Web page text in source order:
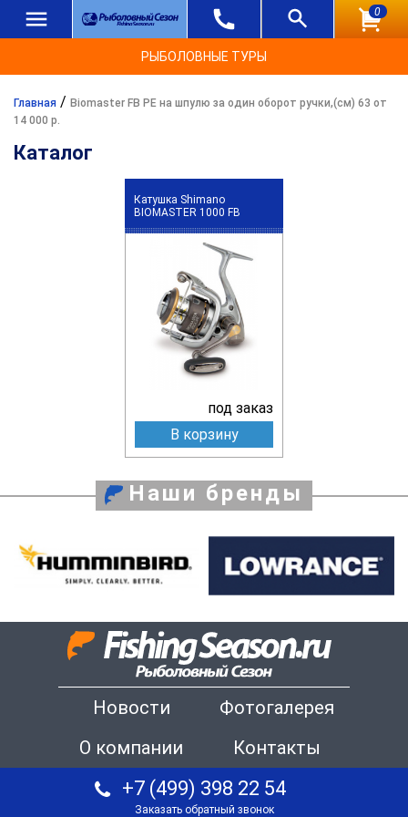
0
РЫБОЛОВНЫЕ ТУРЫ
Главная / Biomaster FB PE на шпулю за один оборот ручки,(см) 63 от
14 000 р.
Каталог
Катушка Shimano
BIOMASTER 1000 FB
под заказ
В корзину
Наши бренды
Новости
Фотогалерея
О компании
Контакты
+7 (499) 398 22 54
Заказать обратный звонок